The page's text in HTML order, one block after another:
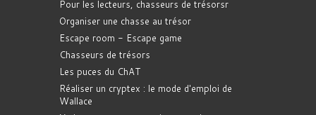
Pour les lecteurs, chasseurs de trésorsr
Organiser une chasse au trésor
Escape room - Escape game
Chasseurs de trésors
Les puces du ChAT
Réaliser un cryptex : le mode d'emploi de
Wallace